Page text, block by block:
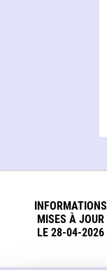
INFORMATIONS
MISES À JOUR
LE 28-04-2026